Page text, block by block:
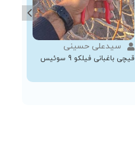
سیدعلی حسینی
قیچی باغبانی فیلکو 9 سوئیس